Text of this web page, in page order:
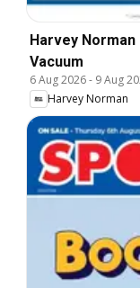
Harvey
Vacuum
6 Aug 2026- 9 Aug
Harvey Norman